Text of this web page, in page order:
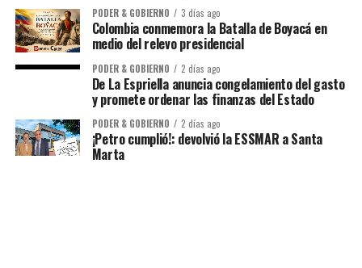
PODER & GOBIERNO 3 días ago
Colombia conmemora la Batalla de Boyacá en
medio del relevo presidencial
PODER & GOBIERNO 2 días ago
De La Espriella anuncia congelamiento del gasto
y promete ordenar las finanzas del Estado
PODER & GOBIERNO 2 días ago
¡Petro cumplió!: devolvió la ESSMAR a Santa
Marta